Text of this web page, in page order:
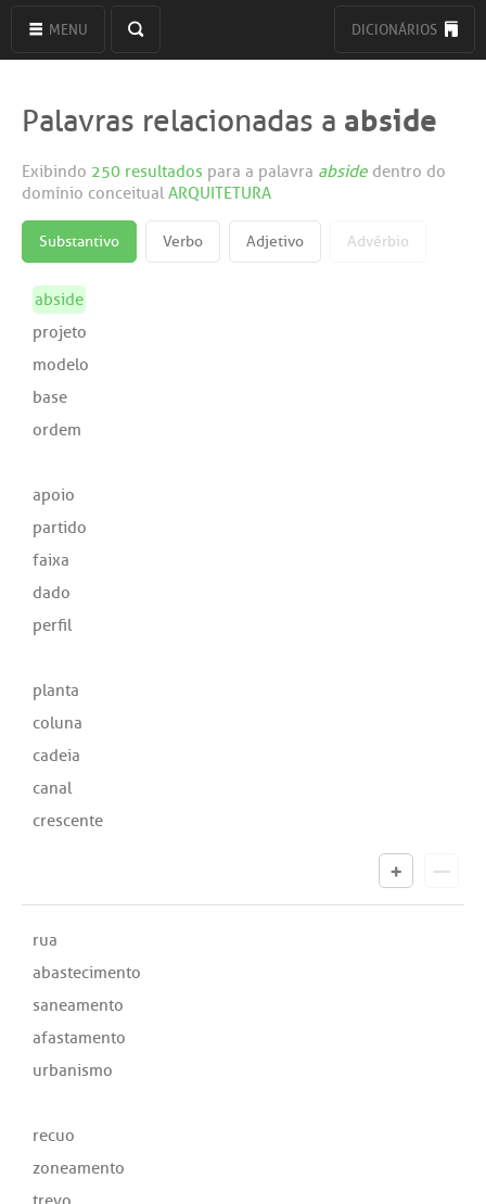
MENU DICIONÁRIOS
Palavras relacionadas a abside
Exibindo 250 resultados para a palavra abside dentro do
domínio conceitual ARQUITETURA
Substantivo Verbo Adjetivo Advérbio
abside
projeto
modelo
base
ordem
apoio
partido
faixa
dado
perfil
planta
coluna
cadeia
canal
crescente
rua
abastecimento
saneamento
afastamento
urbanismo
recuo
zoneamento